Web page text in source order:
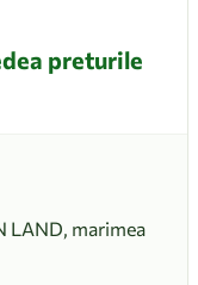
preturile
LAND, marimea